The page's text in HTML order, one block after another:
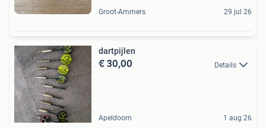
Groot-Ammers 29 jul 26
dartpijlen
€ 30,00 Details
Apeldoorn 1 aug 26